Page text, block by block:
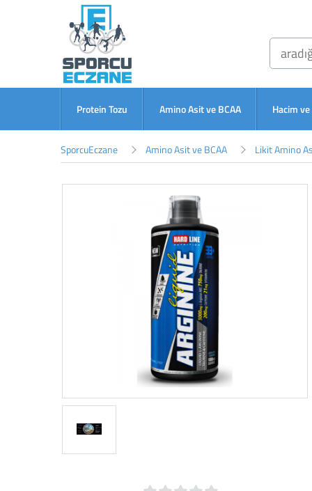
Protein Tozu Amino Asit ve BCAA Hacim
SporcuEczane Amino Asit ve BCAA Likit Amino